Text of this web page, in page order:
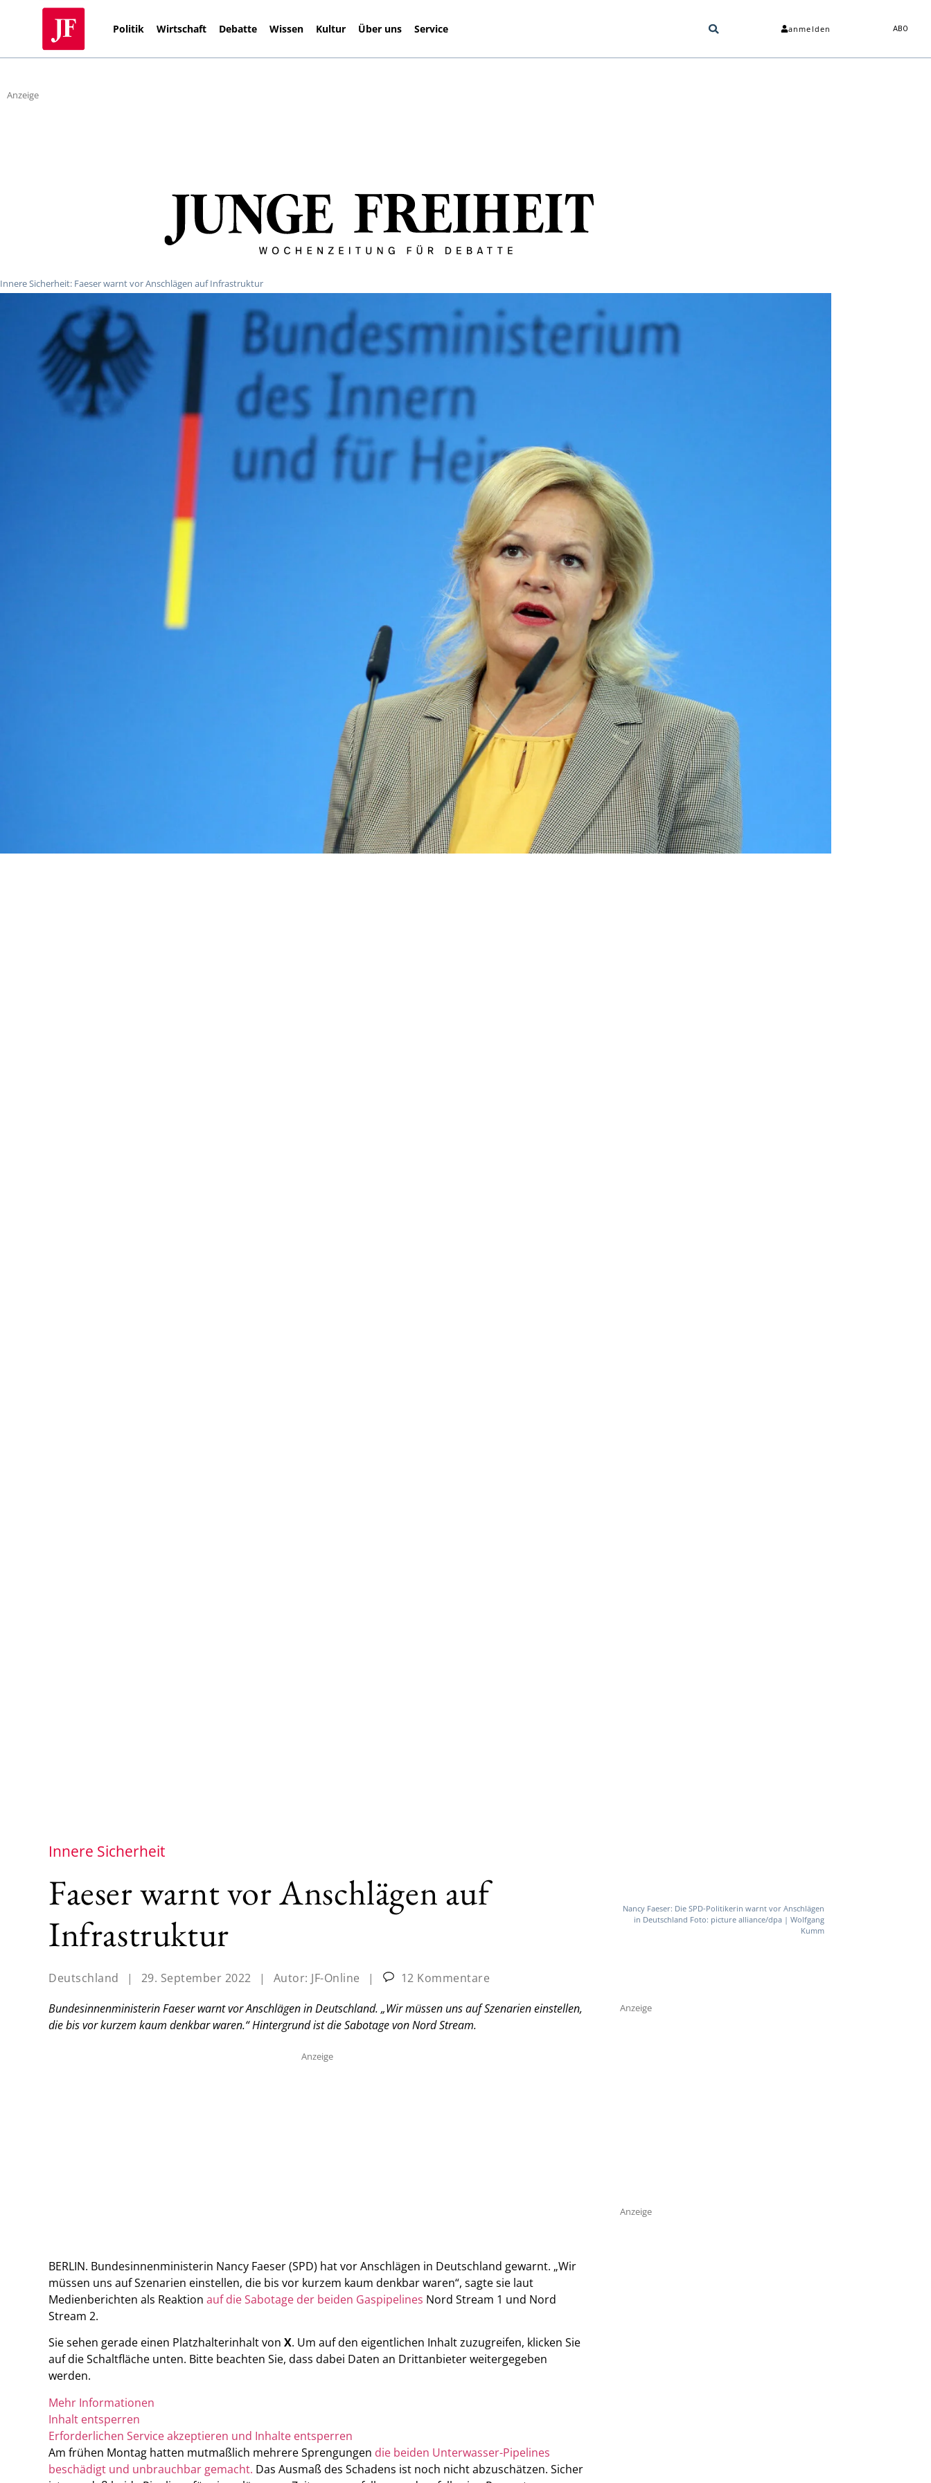
Politik Wirtschaft Debatte Wissen Kultur Über uns Service anmelden ABO
Anzeige
Innere Sicherheit: Faeser warnt vor Anschlägen auf Infrastruktur
Innere Sicherheit
Faeser warnt vor Anschlägen auf
Infrastruktur
Deutschland | 29. September 2022 | Autor: JF-Online |
12 Kommentare
Bundesinnenministerin Faeser warnt vor Anschlägen in Deutschland. „Wir müssen uns auf Szenarien einstellen,
die bis vor kurzem kaum denkbar waren.“ Hintergrund ist die Sabotage von Nord Stream.
Anzeige
BERLIN. Bundesinnenministerin Nancy Faeser (SPD) hat vor Anschlägen in Deutschland gewarnt. „Wir
müssen uns auf Szenarien einstellen, die bis vor kurzem kaum denkbar waren“, sagte sie laut
Medienberichten als Reaktion auf die Sabotage der beiden Gaspipelines Nord Stream 1 und Nord
Stream 2.
Sie sehen gerade einen Platzhalterinhalt von X. Um auf den eigentlichen Inhalt zuzugreifen, klicken Sie
auf die Schaltfläche unten. Bitte beachten Sie, dass dabei Daten an Drittanbieter weitergegeben
werden.
Mehr Informationen
Inhalt entsperren
Erforderlichen Service akzeptieren und Inhalte entsperren
Am frühen Montag hatten mutmaßlich mehrere Sprengungen die beiden Unterwasser-Pipelines
beschädigt und unbrauchbar gemacht. Das Ausmaß des Schadens ist noch nicht abzuschätzen. Sicher
Nancy Faeser: Die SPD-Politikerin warnt vor Anschlägen
in Deutschland Foto: picture alliance/dpa | Wolfgang
Kumm
Anzeige
Anzeige